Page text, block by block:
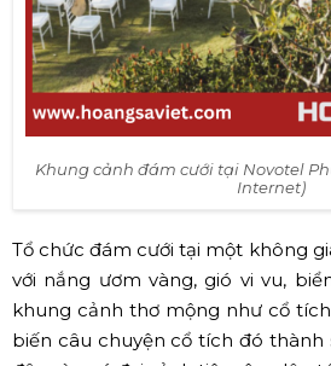
Tower với không gian
thiết kế dưới bàn tay
tiếng Ashley Sutton
đẹp.